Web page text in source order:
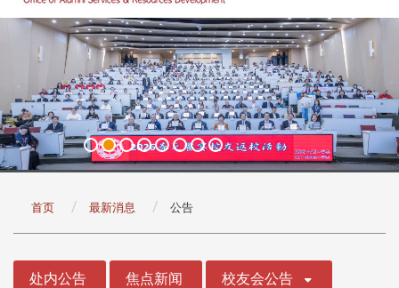
首页 最新消息 公告
处内公告 焦点新闻 校友会公告